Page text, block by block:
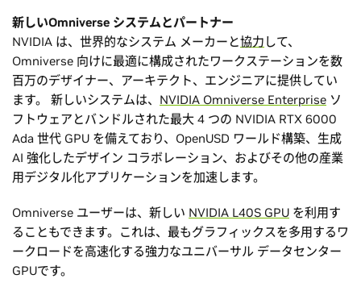
新しいOmniverse システムとパートナー
NVIDIA は、世界的なシステム メーカーと協力 して、
Omniverse 向けに最適に構成されたワークステーションを数
百万のデザイナー、アーキテクト、エンジニアに提供してい
ます。 新しいシステムは、 NVIDIA Omniverse Enterprise ソ
フトウェアとバンドルされた最大 4 つの NVIDIA RTX 6000
Ada 世代 GPU を備えており、OpenUSD ワールド構築、生成
AI 強化したデザイン コラボレーション、およびその他の産業
用デジタル化アプリケーションを加速します。
Omniverse ユーザーは、新しい NVIDIA L40S GPU を利用す
ることもできます。これは、最もグラフィックスを多用するワ
ークロードを高速化する強力なユニバーサル データセンター
GPUです。